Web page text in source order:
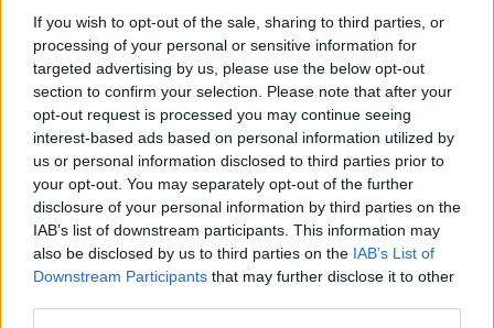
If you wish to opt-out of the sale, sharing to third parties, or
processing of your personal or sensitive information for
targeted advertising by us, please use the below opt-out
section to confirm your selection. Please note that after your
opt-out request is processed you may continue seeing
interest-based ads based on personal information utilized by
us or personal information disclosed to third parties prior to
your opt-out. You may separately opt-out of the further
disclosure of your personal information by third parties on the
IAB’s list of downstream participants. This information may
also be disclosed by us to third parties on the IAB’s List of
Downstream Participants that may further disclose it to other
προϊόντα καταγράφουν πτωτικές τάσεις τους
τελευταίους 18 μήνες, όπως:
καθαριστικά προϊόντα,
είδη προσωπικής υγιεινής,
ζυμαρικά,